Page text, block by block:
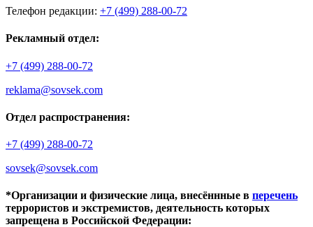
Телефон редакции: +7 (499) 288-00-72
Рекламный отдел:
+7 (499) 288-00-72
reklama@sovsek.com
Отдел распространения:
+7 (499) 288-00-72
sovsek@sovsek.com
*Организации и физические лица, внесённные в перечень
террористов и экстремистов, деятельность которых
запрещена в Российской Федерации: